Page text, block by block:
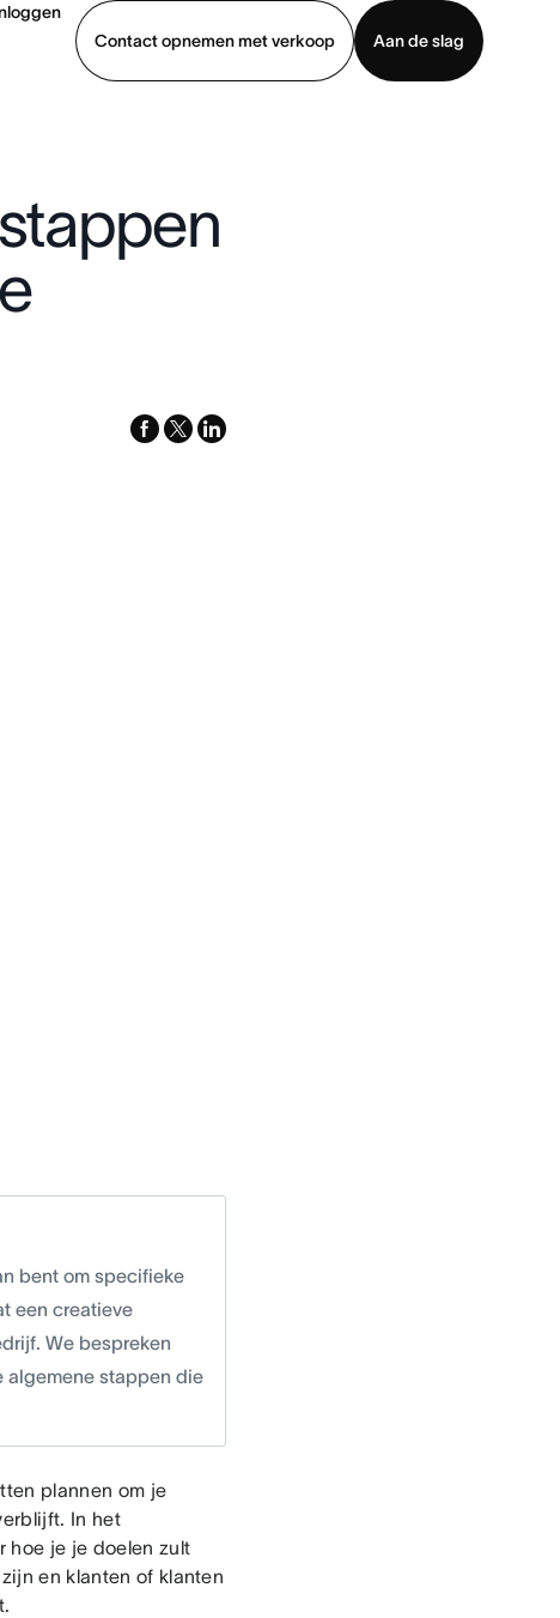
Contact opnemen met verkoop
Aan de slag
verkoop
facebook
x-
linkedin
bent om specifieke
een creatieve
We bespreken
algemene stappen die
plannen om je
In het
hoe je je doelen zult
en klanten of klanten